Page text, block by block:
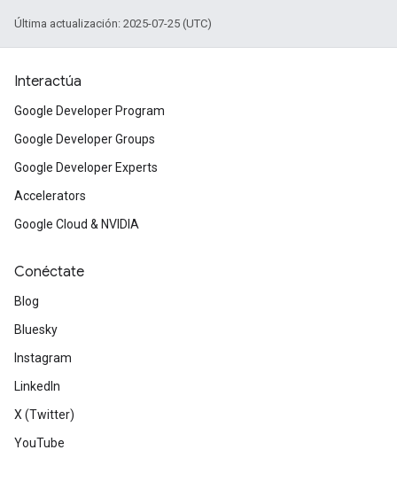
Última actualización: 2025-07-25 (UTC)
Interactúa
Google Developer Program
Google Developer Groups
Google Developer Experts
Accelerators
Google Cloud & NVIDIA
Conéctate
Blog
Bluesky
Instagram
LinkedIn
X (Twitter)
YouTube